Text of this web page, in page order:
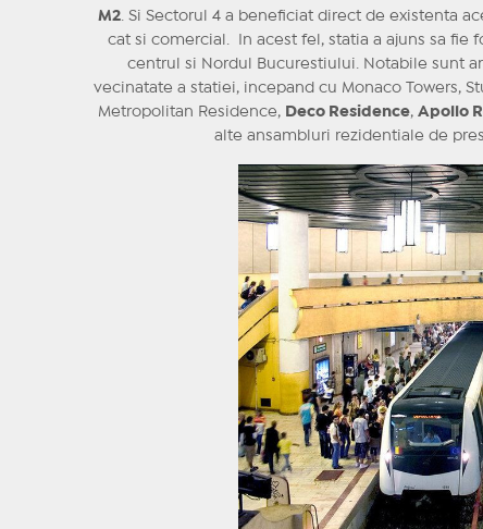
M2 . Si Sectorul 4 a beneficiat direct de existenta
cat si comercial. In acest fel, statia a ajuns sa fie
centrul si Nordul Bucurestiului. Notabile sunt
vecinatate a statiei, incepand cu Monaco Towers,
Metropolitan Residence, Deco Residence, Apollo
alte ansambluri rezidentiale de